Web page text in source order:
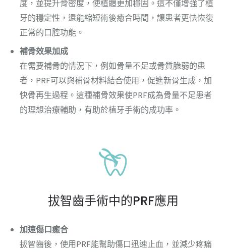
度，並提升骨密度，使植體更加穩固。這不僅增強了植
牙的穩定性，還能縮短術後癒合時間，讓患者更快恢復
正常的口腔功能。
補骨效果加成
在需要補骨的情況下，例如骨量不足或骨質脆弱的患
者，PRF可以與補骨材料結合使用，促進新骨生成，加
快骨再生過程。這種補骨效果使PRF成為骨量不足患者
的理想治療輔助，有助於植牙手術的成功率。
拔智齒手術中的PRF應用
加速傷口癒合
拔智齒後，使用PRF能幫助傷口迅速止血，並減少疼痛